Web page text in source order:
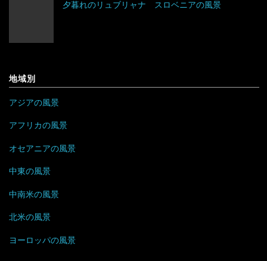
夕暮れのリュブリャナ スロベニアの風景
地域別
アジアの風景
アフリカの風景
オセアニアの風景
中東の風景
中南米の風景
北米の風景
ヨーロッパの風景
パキスタン
ブータン
ベトナム
ボルネオ
マレーシア
ベルギー
マルタ
モナコ
モンテネグロ
リトアニア
イエメン
イスラエル
イラン
クウェート
ジャマイカ
トリニダード・トバゴ
ニカラグア
ハイチ
パラグアイ
カメルーン
ザンビア
ジンバブエ
スーダン
チュニジア
オーストラリア